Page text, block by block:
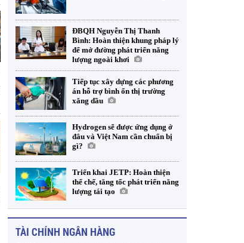
ĐBQH Nguyễn Thị Thanh
Bình: Hoàn thiện khung pháp lý
để mở đường phát triển năng
lượng ngoài khơi
Tiếp tục xây dựng các phương
án hỗ trợ bình ổn thị trường
xăng dầu
Hydrogen sẽ được ứng dụng ở
đâu và Việt Nam cần chuẩn bị
gì?
Triển khai JETP: Hoàn thiện
thể chế, tăng tốc phát triển năng
lượng tái tạo
TÀI CHÍNH NGÂN HÀNG